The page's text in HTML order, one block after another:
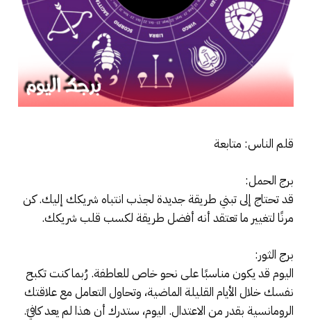
قلم الناس: متابعة
برج الحمل:
قد تحتاج إلى تبني طريقة جديدة لجذب انتباه شريكك إليك. كن
مرنًا لتغيير ما تعتقد أنه أفضل طريقة لكسب قلب شريكك.
برج الثور:
اليوم قد يكون مناسبًا على نحو خاص للعاطفة. رُبما كنت تكبح
نفسك خلال الأيام القليلة الماضية، وتحاول التعامل مع علاقتك
الرومانسية بقدر من الاعتدال. اليوم، ستدرك أن هذا لم يعد كافيً.